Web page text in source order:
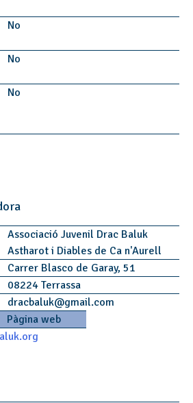
No
No
No
Associació Juvenil Drac Baluk
Astharot i Diables de Ca n'Aurell
Carrer Blasco de Garay, 51
08224 Terrassa
dracbaluk@gmail.com
Pàgina web